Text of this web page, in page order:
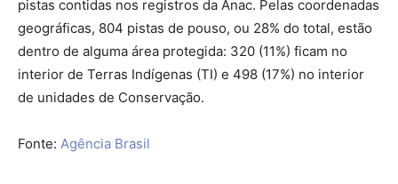
pistas contidas nos registros da Anac. Pelas coordenadas
geográficas, 804 pistas de pouso, ou 28% do total, estão
dentro de alguma área protegida: 320 (11%) ficam no
interior de Terras Indígenas (TI) e 498 (17%) no interior
de unidades de Conservação.
Fonte: Agência Brasil